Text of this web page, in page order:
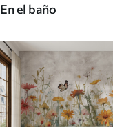
En el baño